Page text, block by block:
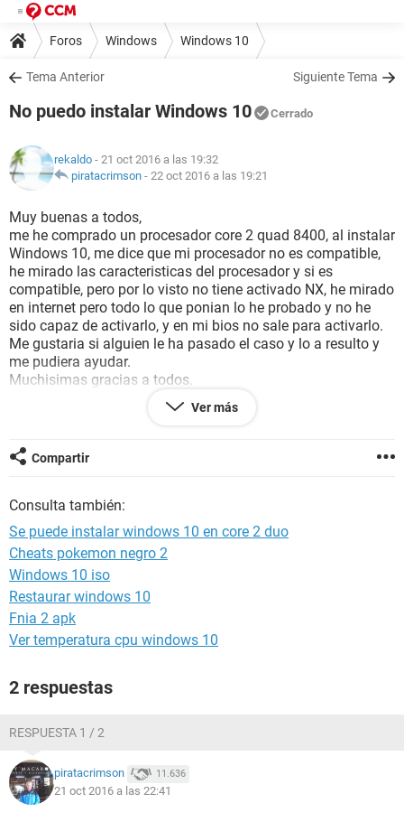
Foros Windows Windows 10
Tema Anterior Siguiente Tema
No puedo instalar Windows 10 Cerrado
rekaldo - 21 oct 2016 a las 19:32
piratacrimson - 22 oct 2016 a las 19:21
Muy buenas a todos,
me he comprado un procesador core 2 quad 8400, al instalar
Windows 10, me dice que mi procesador no es compatible,
he mirado las caracteristicas del procesador y si es
compatible, pero por lo visto no tiene activado NX, he mirado
en internet pero todo lo que ponian lo he probado y no he
sido capaz de activarlo, y en mi bios no sale para activarlo.
Me gustaria si alguien le ha pasado el caso y lo a resulto y
me pudiera ayudar.
Muchisimas gracias a todos.
PD la placa base es una gigabyte GA-P35-DSL3 con 8g de
Ver más
Compartir
Consulta también:
Se puede instalar windows 10 en core 2 duo
Cheats pokemon negro 2
Windows 10 iso
Restaurar windows 10
Fnia 2 apk
Ver temperatura cpu windows 10
2 respuestas
RESPUESTA 1 / 2
piratacrimson 11.636
21 oct 2016 a las 22:41